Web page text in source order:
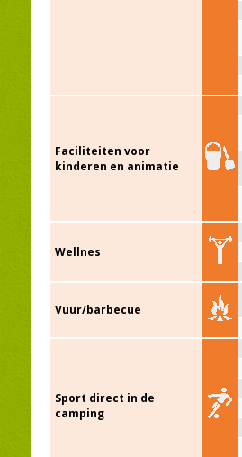
Faciliteiten voor
kinderen en animatie
Wellnes
Vuur/barbecue
Sport direct in de
camping